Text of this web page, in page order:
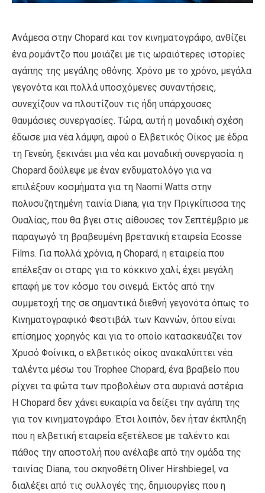
Ανάμεσα στην Chopard και τον κινηματογράφο, ανθίζει
ένα ρομάντζο που μοιάζει με τις ωραιότερες ιστορίες
αγάπης της μεγάλης οθόνης. Χρόνο με το χρόνο, μεγάλα
γεγονότα και πολλά υποσχόμενες συναντήσεις,
συνεχίζουν να πλουτίζουν τις ήδη υπάρχουσες
θαυμάσιες συνεργασίες. Τώρα, αυτή η μοναδική σχέση
έδωσε μια νέα λάμψη, αφού ο Ελβετικός Οίκος με έδρα
τη Γενεύη, ξεκινάει μια νέα και μοναδική συνεργασία: η
Chopard δούλεψε με έναν ενδυματολόγο για να
επιλέξουν κοσμήματα για τη Naomi Watts στην
πολυσυζητημένη ταινία Diana, για την Πριγκίπισσα της
Ουαλίας, που θα βγει στις αίθουσες τον Σεπτέμβριο με
παραγωγό τη βραβευμένη βρετανική εταιρεία Ecosse
Films. Για πολλά χρόνια, η Chopard, η εταιρεία που
επέλεξαν οι σταρς για το κόκκινο χαλί, έχει μεγάλη
επαφή με τον κόσμο του σινεμά. Εκτός από την
συμμετοχή της σε σημαντικά διεθνή γεγονότα όπως το
Κινηματογραφικό Φεστιβάλ των Καννών, όπου είναι
επίσημος χορηγός και για το οποίο κατασκευάζει τον
Χρυσό Φοίνικα, ο ελβετικός οίκος ανακαλύπτει νέα
ταλέντα μέσω του Trophee Chopard, ένα βραβείο που
ρίχνει τα φώτα των προβολέων στα αυριανά αστέρια.
Η Chopard δεν χάνει ευκαιρία να δείξει την αγάπη της
για τον κινηματογράφο. Έτσι λοιπόν, δεν ήταν έκπληξη
που η ελβετική εταιρεία εξετέλεσε με ταλέντο και
πάθος την αποστολή που ανέλαβε από την ομάδα της
ταινίας Diana, του σκηνοθέτη Oliver Hirshbiegel, να
διαλέξει από τις συλλογές της, δημιουργίες που η